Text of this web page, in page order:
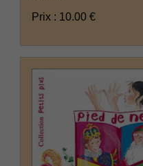
Prix : 10.00 €